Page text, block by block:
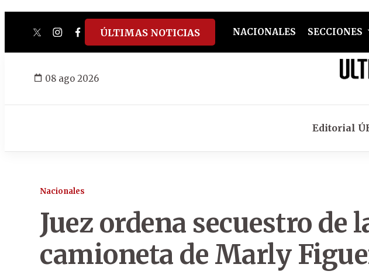
twitterinstagram
facebook
tiktokyoutube
spotify
ÚLTIMAS NOTICIAS NACIONALES SECCIONES
08 ago 2026
Editorial
Nacionales
Juez ordena secuestro de
camioneta de Marly